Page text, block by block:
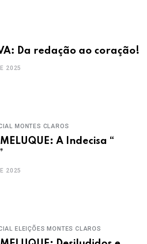
Da redação ao coração!
2025
MONTES CLAROS
A Indecisa “
2025
ELEIÇÕES MONTES CLAROS